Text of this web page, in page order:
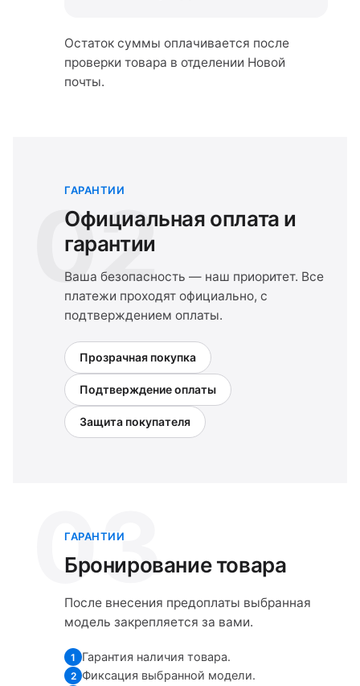
Остаток суммы оплачивается после
проверки товара в отделении Новой
почты.
02
ГАРАНТИИ
Официальная оплата и
гарантии
Ваша безопасность — наш приоритет. Все
платежи проходят официально, с
подтверждением оплаты.
Прозрачная покупка
Подтверждение оплаты
Защита покупателя
03
ГАРАНТИИ
Бронирование товара
После внесения предоплаты выбранная
модель закрепляется за вами.
1 Гарантия наличия товара.
2 Фиксация выбранной модели.